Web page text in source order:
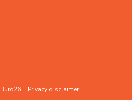
Buro26 Privacy disclaimer